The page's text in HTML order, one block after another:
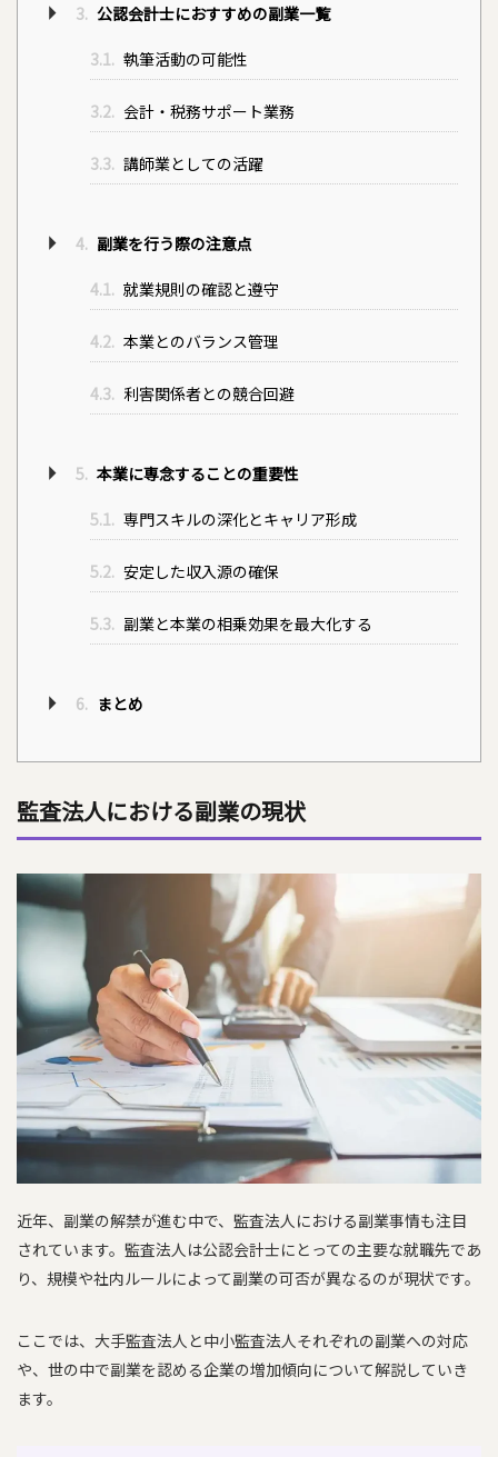
3. 公認会計士におすすめの副業一覧
3.1. 執筆活動の可能性
3.2. 会計・税務サポート業務
3.3. 講師業としての活躍
4. 副業を行う際の注意点
4.1. 就業規則の確認と遵守
4.2. 本業とのバランス管理
4.3. 利害関係者との競合回避
5. 本業に専念することの重要性
5.1. 専門スキルの深化とキャリア形成
5.2. 安定した収入源の確保
5.3. 副業と本業の相乗効果を最大化する
6. まとめ
監査法人における副業の現状
近年、副業の解禁が進む中で、監査法人における副業事情も注目
されています。監査法人は公認会計士にとっての主要な就職先であ
り、規模や社内ルールによって副業の可否が異なるのが現状です。
ここでは、大手監査法人と中小監査法人それぞれの副業への対応
や、世の中で副業を認める企業の増加傾向について解説していき
ます。